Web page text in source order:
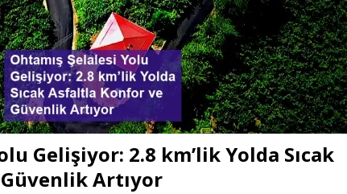
Gelişiyor: 2.8 km’lik Yolda Sıcak
Artıyor